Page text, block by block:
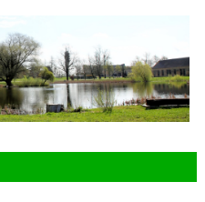
Skip to content